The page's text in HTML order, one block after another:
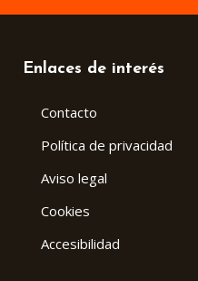
Enlaces de interés
Contacto
Política de privacidad
Aviso legal
Cookies
Accesibilidad